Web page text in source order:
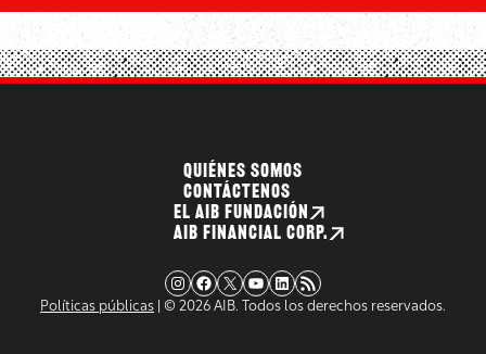
QUIÉNES SOMOS
CONTÁCTENOS
EL AIB FUNDACIÓN
AIB FINANCIAL CORP.
Instagram Facebook X YouTube LinkedIn Fuente RSS
Políticas públicas | © 2026 AIB. Todos los derechos reservados.